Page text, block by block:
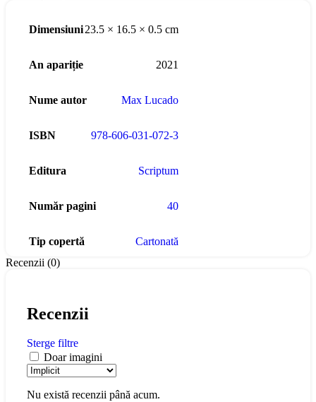
Dimensiuni23.5 × 16.5 × 0.5 cm
An apariție 2021
Nume autor Max Lucado
ISBN 978-606-031-072-3
Editura Scriptum
Număr pagini 40
Tip copertă
Cartonată
Recenzii (0)
Recenzii
Sterge filtre
Doar imagini
Nu există recenzii până acum.